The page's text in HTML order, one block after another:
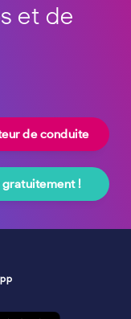
et de
de conduite
gratuitement !